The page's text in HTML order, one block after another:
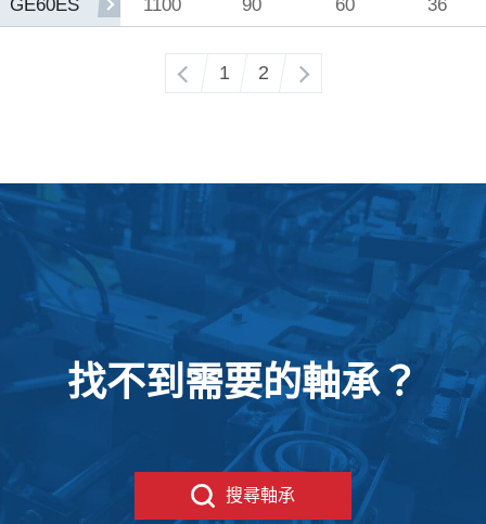
GE60ES 1100 90 60 36
‹ 1 2 ›
找不到需要的軸承？
搜尋軸承